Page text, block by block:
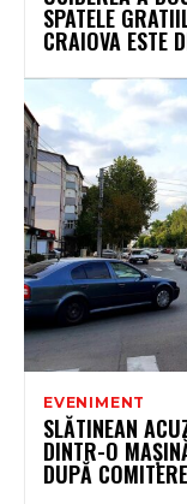
SPATELE
CRAIOVA ESTE
EVENIMENT
SLĂTINEAN
DINTR-O
DUPĂ